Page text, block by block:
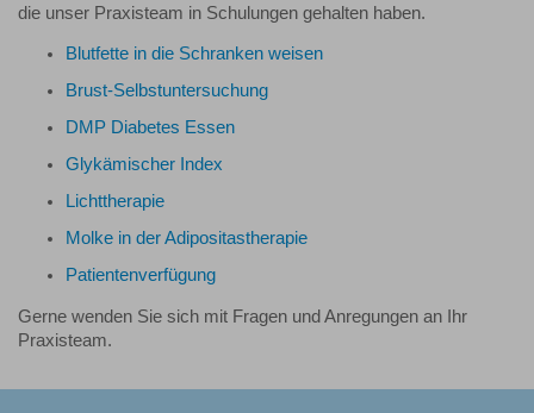
die unser Praxisteam in Schulungen gehalten haben.
Blutfette in die Schranken weisen
Brust-Selbstuntersuchung
DMP Diabetes Essen
Glykämischer Index
Lichttherapie
Molke in der Adipositastherapie
Patientenverfügung
Gerne wenden Sie sich mit Fragen und Anregungen an Ihr
Praxisteam.